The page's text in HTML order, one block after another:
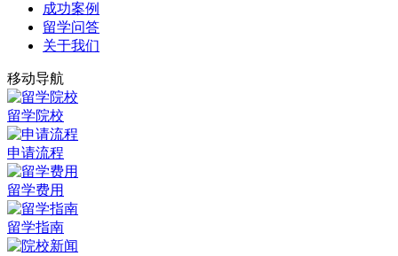
成功案例
留学问答
关于我们
移动导航
留学院校
申请流程
留学费用
留学指南